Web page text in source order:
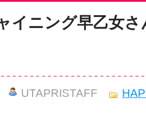
イニング早乙女
UTAPRISTAFF